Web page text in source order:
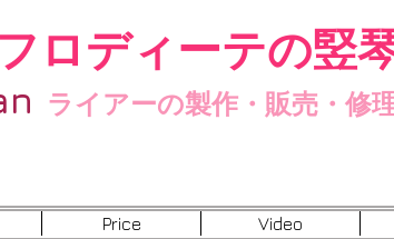
ロディーテの竪
ライアーの製作・販売・修
Price Video